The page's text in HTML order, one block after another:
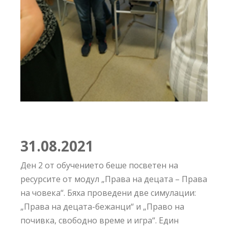
31.08.2021
Ден 2 от обучението беше посветен на
ресурсите от модул „Права на децата – Права
на човека“. Бяха проведени две симулации:
„Права на децата-бежанци“ и „Право на
почивка, свободно време и игра“. Един